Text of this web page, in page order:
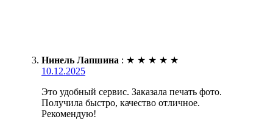
Нинель Лапшина : ★ ★ ★ ★ ★
10.12.2025
Это удобный сервис. Заказала печать фото.
Получила быстро, качество отличное.
Рекомендую!